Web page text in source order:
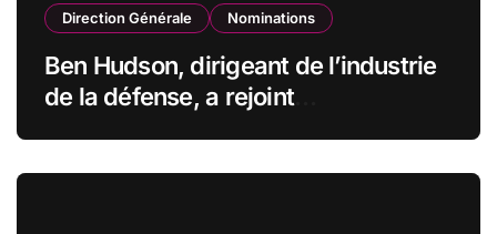
Direction Générale Nominations
Ben Hudson, dirigeant de l’industrie
de la défense, a rejoint